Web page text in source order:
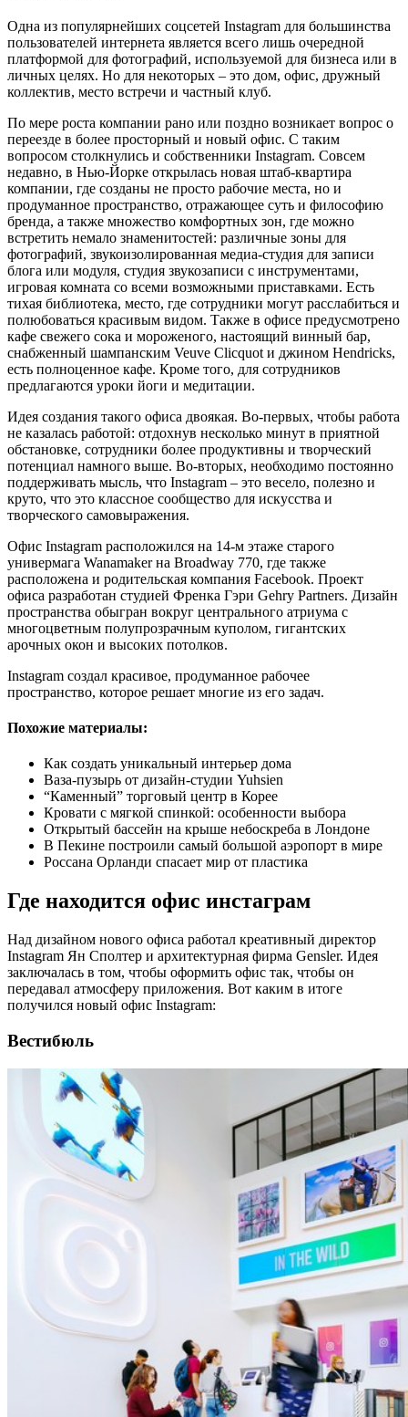
Одна из популярнейших соцсетей Instagram для большинства
пользователей интернета является всего лишь очередной
платформой для фотографий, используемой для бизнеса или в
личных целях. Но для некоторых – это дом, офис, дружный
коллектив, место встречи и частный клуб.
По мере роста компании рано или поздно возникает вопрос о
переезде в более просторный и новый офис. С таким
вопросом столкнулись и собственники Instagram. Совсем
недавно, в Нью-Йорке открылась новая штаб-квартира
компании, где созданы не просто рабочие места, но и
продуманное пространство, отражающее суть и философию
бренда, а также множество комфортных зон, где можно
встретить немало знаменитостей: различные зоны для
фотографий, звукоизолированная медиа-студия для записи
блога или модуля, студия звукозаписи с инструментами,
игровая комната со всеми возможными приставками. Есть
тихая библиотека, место, где сотрудники могут расслабиться и
полюбоваться красивым видом. Также в офисе предусмотрено
кафе свежего сока и мороженого, настоящий винный бар,
снабженный шампанским Veuve Clicquot и джином Hendricks,
есть полноценное кафе. Кроме того, для сотрудников
предлагаются уроки йоги и медитации.
Идея создания такого офиса двоякая. Во-первых, чтобы работа
не казалась работой: отдохнув несколько минут в приятной
обстановке, сотрудники более продуктивны и творческий
потенциал намного выше. Во-вторых, необходимо постоянно
поддерживать мысль, что Instagram – это весело, полезно и
круто, что это классное сообщество для искусства и
творческого самовыражения.
Офис Instagram расположился на 14-м этаже старого
универмага Wanamaker на Broadway 770, где также
расположена и родительская компания Facebook. Проект
офиса разработан студией Френка Гэри Gehry Partners. Дизайн
пространства обыгран вокруг центрального атриума с
многоцветным полупрозрачным куполом, гигантских
арочных окон и высоких потолков.
Instagram создал красивое, продуманное рабочее
пространство, которое решает многие из его задач.
Похожие материалы:
Как создать уникальный интерьер дома
Ваза-пузырь от дизайн-студии Yuhsien
“Каменный” торговый центр в Корее
Кровати с мягкой спинкой: особенности выбора
Открытый бассейн на крыше небоскреба в Лондоне
В Пекине построили самый большой аэропорт в мире
Россана Орланди спасает мир от пластика
Где находится офис инстаграм
Над дизайном нового офиса работал креативный директор
Instagram Ян Сполтер и архитектурная фирма Gensler. Идея
заключалась в том, чтобы оформить офис так, чтобы он
передавал атмосферу приложения. Вот каким в итоге
получился новый офис Instagram:
Вестибюль